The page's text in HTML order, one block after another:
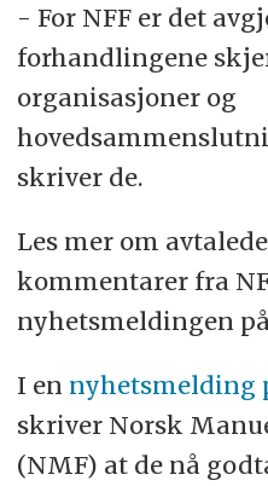
- For NFF er det
forhandlingene
organisasjoner og
skriver de.
Les mer om
kommentarer fra
nyhetsmeldingen på
I en nyhetsmelding
skriver Norsk
(NMF) at de nå